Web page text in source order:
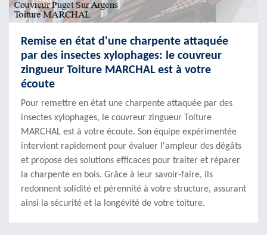
Remise en état d'une charpente attaquée
par des insectes xylophages: le couvreur
zingueur Toiture MARCHAL est à votre
écoute
Pour remettre en état une charpente attaquée par des
insectes xylophages, le couvreur zingueur Toiture
MARCHAL est à votre écoute. Son équipe expérimentée
intervient rapidement pour évaluer l'ampleur des dégâts
et propose des solutions efficaces pour traiter et réparer
la charpente en bois. Grâce à leur savoir-faire, ils
redonnent solidité et pérennité à votre structure, assurant
ainsi la sécurité et la longévité de votre toiture.